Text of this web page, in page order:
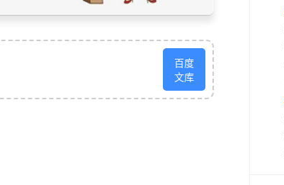
百度
文库